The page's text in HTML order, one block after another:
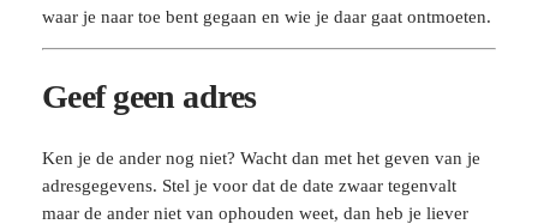
waar je naar toe bent gegaan en wie je daar gaat ontmoeten.
Geef geen adres
Ken je de ander nog niet? Wacht dan met het geven van je
adresgegevens. Stel je voor dat de date zwaar tegenvalt
maar de ander niet van ophouden weet, dan heb je liever